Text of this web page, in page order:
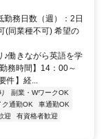
務日数（週）：2日
(同業種不可) 希望の
♪働きながら英語を学
務時間】14：00～
件】経...
副業・WワークOK
ク通勤OK
車通勤OK
迎
有資格者歓迎